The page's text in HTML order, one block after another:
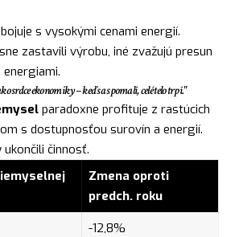
s vysokými cenami energií.
zastavili výrobu, iné zvažujú presun
energiami.
srdce ekonomiky – keď sa spomalí, celé telo trpí."
paradoxne profituje z rastúcich
s dostupnosťou surovín a energií.
činnosť.
Zmena oproti
predch. roku
-12,8%